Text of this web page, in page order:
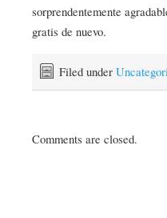
sorprendentemente
gratis de nuevo.
Filed under
Comments are closed.